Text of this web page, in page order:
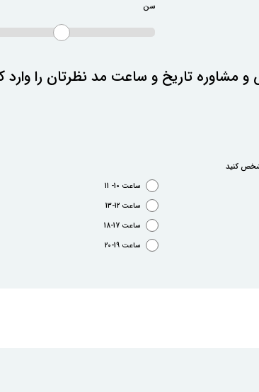
سن
تاریخ و ساعت مد نظرتان را وارد
کنید
ساعت 10- 11
ساعت 12-13
ساعت 17-18
ساعت 19-20